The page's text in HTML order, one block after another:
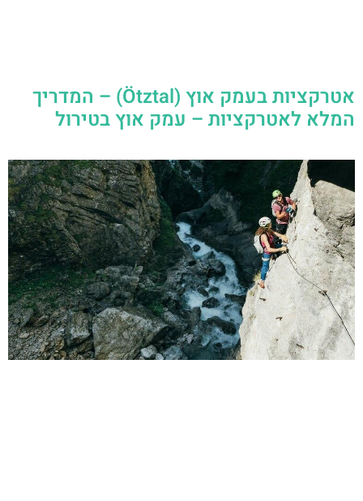
אטרקציות בעמק אוץ (Ötztal) – המדריך
המלא לאטרקציות – עמק אוץ בטירול